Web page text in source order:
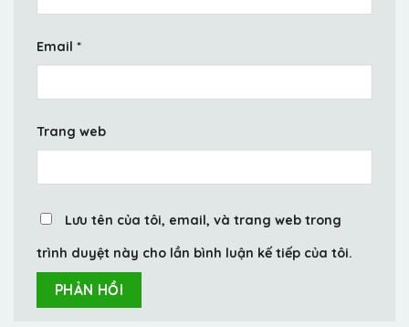
Email *
Trang web
Lưu tên của tôi, email, và trang web trong
trình duyệt này cho lần bình luận kế tiếp của tôi.